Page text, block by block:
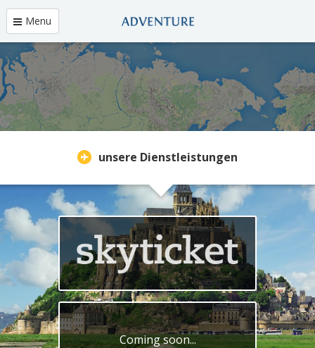
Menuglobaler OTA zu werden
unsere Dienstleistungen
Coming soon...